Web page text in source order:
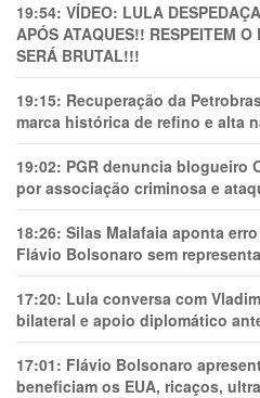
19:54: VÍDEO: LULA
APÓS ATAQUES!! RESPEITEM
SERÁ BRUTAL!!!
19:15: Recuperação da
marca histórica de refino e alta
19:02: PGR denuncia blogueiro
por associação criminosa e
18:26: Silas Malafaia aponta
Flávio Bolsonaro sem
17:20: Lula conversa com
bilateral e apoio diplomático
17:01: Flávio Bolsonaro
beneficiam os EUA, ricaços,